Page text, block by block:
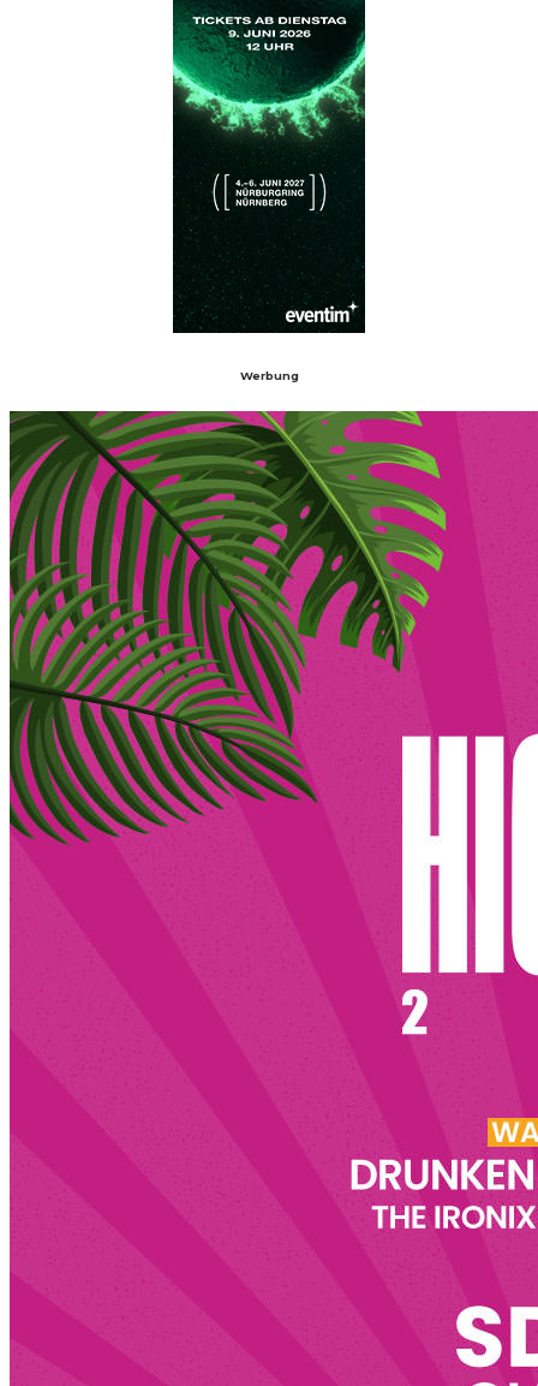
Werbung